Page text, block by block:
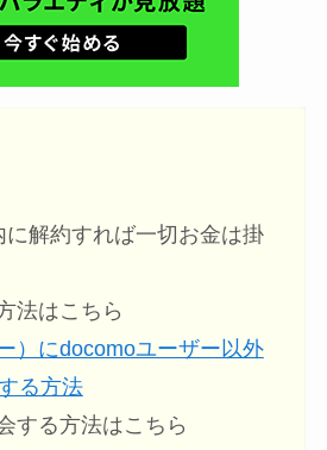
に解約すれば一切お金は掛
法はこちら
）にdocomoユーザー以外
る方法
する方法はこちら